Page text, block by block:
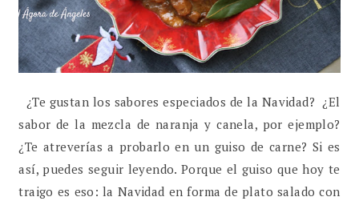
¿Te gustan los sabores especiados de la Navidad? ¿El
sabor de la mezcla de naranja y canela, por ejemplo?
¿Te atreverías a probarlo en un guiso de carne? Si es
así, puedes seguir leyendo. Porque el guiso que hoy te
traigo es eso: la Navidad en forma de plato salado con